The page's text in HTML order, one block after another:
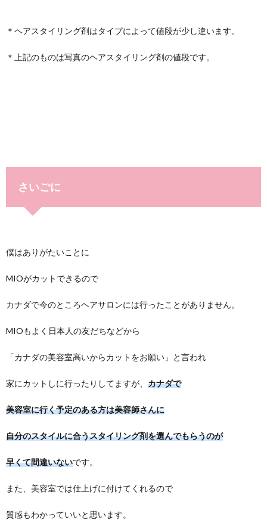
＊ヘアスタイリング剤はタイプによって値段が少し違います。
＊上記のものは写真のヘアスタイリング剤の値段です。
さいごに
僕はありがたいことに
MIOがカットできるので
カナダで今のところヘアサロンには行ったことがありません。
MIOもよく日本人の友だちなどから
「カナダの美容室高いからカットをお願い」と言われ
家にカットしに行ったりしてますが、 カナダで
美容室に行く予定のある方は美容師さんに
自分のスタイルに合うスタイリング剤を選んでもらうのが
早くて間違いないです。
また、美容室では仕上げに付けてくれるので
質感もわかっていいと思います。